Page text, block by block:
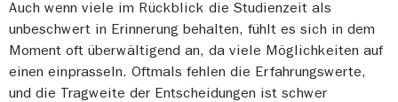
Auch wenn viele im Rückblick die Studienzeit als
unbeschwert in Erinnerung behalten, fühlt es sich in dem
Moment oft überwältigend an, da viele Möglichkeiten auf
einen einprasseln. Oftmals fehlen die Erfahrungswerte,
und die Tragweite der Entscheidungen ist schwer